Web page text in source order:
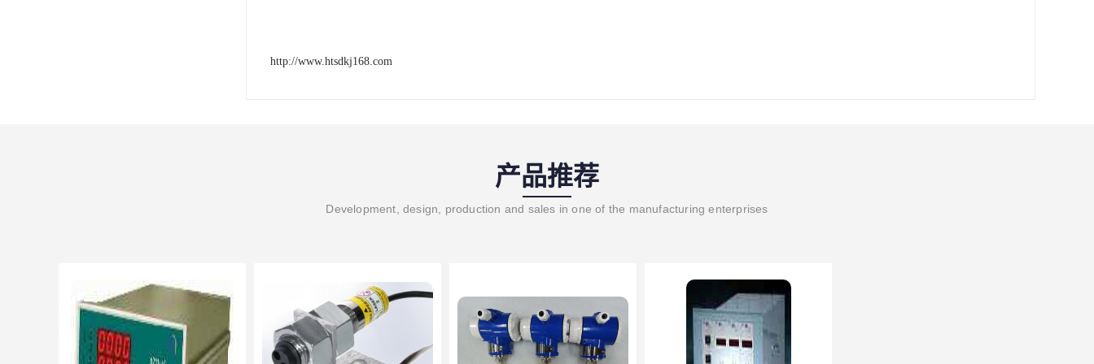
http://www.htsdkj168.com
产品推荐
Development, design, production and sales in one of the manufacturing enterprises